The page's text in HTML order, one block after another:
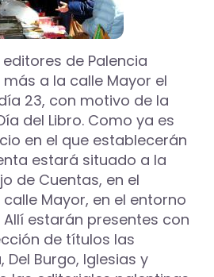
de Palencia
a la calle Mayor el
23, con motivo de la
del Libro. Como ya es
en el que establecerán
estará situado a la
de Cuentas, en el
Mayor, en el entorno
estarán presentes con
de títulos las
Del Burgo, Iglesias y